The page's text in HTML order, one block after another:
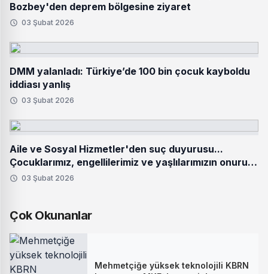
Bozbey'den deprem bölgesine ziyaret
03 Şubat 2026
DMM yalanladı: Türkiye’de 100 bin çocuk kayboldu
iddiası yanlış
03 Şubat 2026
Aile ve Sosyal Hizmetler'den suç duyurusu...
Çocuklarımız, engellilerimiz ve yaşlılarımızın onuru
hedef alınamaz
03 Şubat 2026
Çok Okunanlar
Mehmetçiğe yüksek teknolojili KBRN